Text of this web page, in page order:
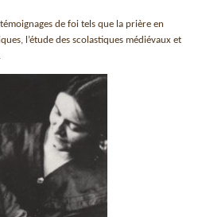
de foi tels que la prière en
l’étude des scolastiques médiévaux et